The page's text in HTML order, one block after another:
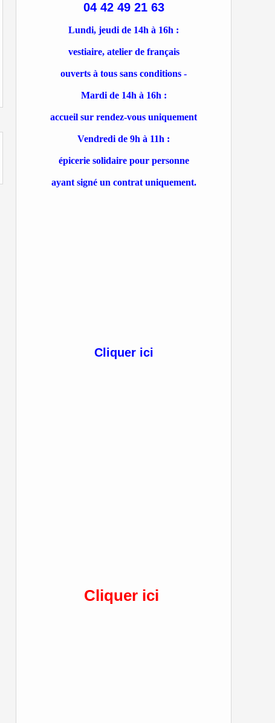
04 42 49 21 63
Lundi, jeudi de 14h à 16h :
vestiaire, atelier de français
ouverts à tous sans conditions -
Mardi de 14h à 16h :
accueil sur rendez-vous uniquement
Vendredi de 9h à 11h :
épicerie solidaire pour personne
ayant signé un contrat uniquement.
Cliquer ici
Cliquer ici